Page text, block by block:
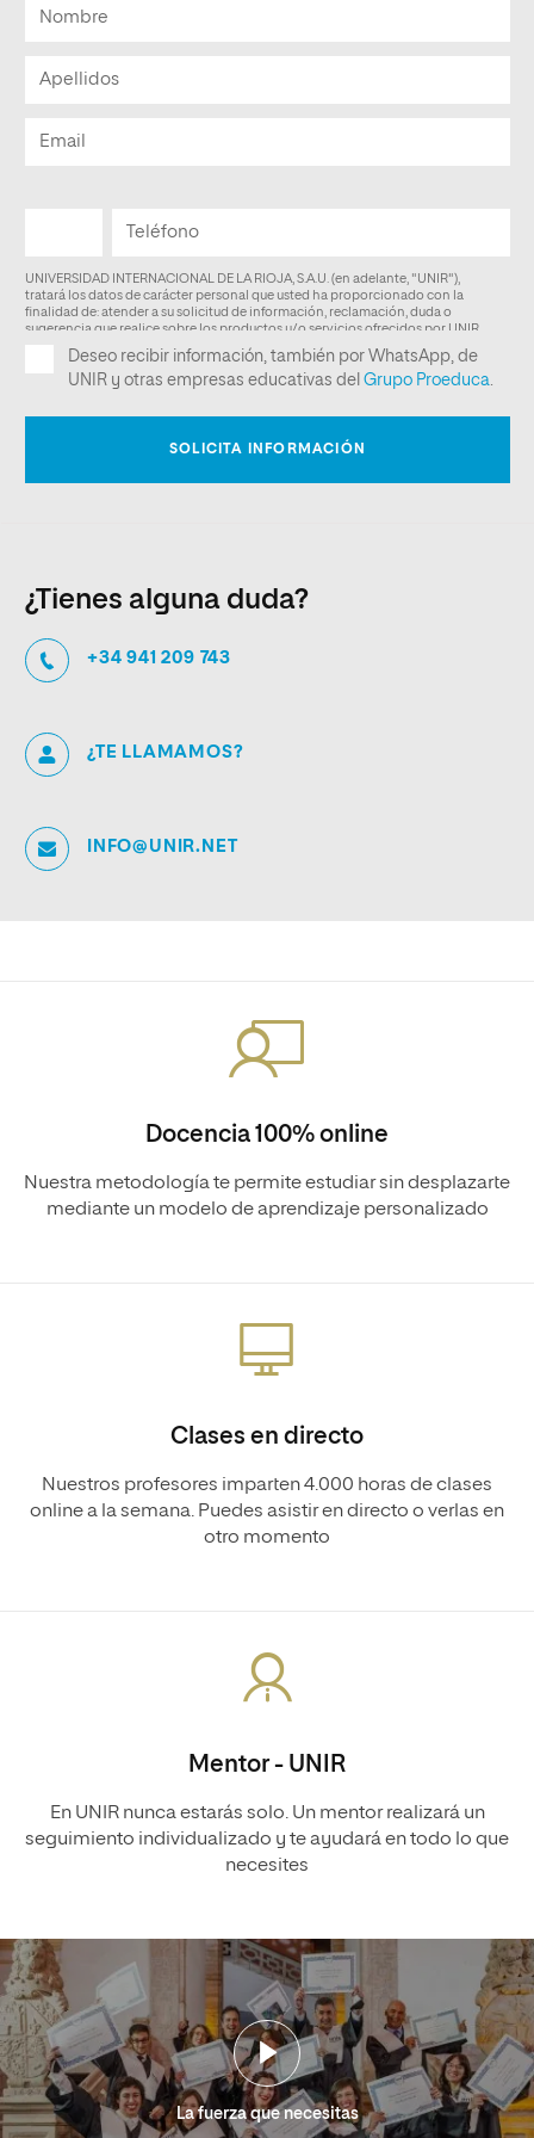
¿Tienes alguna duda?
+34 941 209 743
¿TE LLAMAMOS?
INFO@UNIR.NET
Docencia 100% online
Nuestra metodología te permite estudiar sin desplazarte
mediante un modelo de aprendizaje personalizado
Clases en directo
Nuestros profesores imparten 4.000 horas de clases
online a la semana. Puedes asistir en directo o verlas en
otro momento
Mentor - UNIR
En UNIR nunca estarás solo. Un mentor realizará un
seguimiento individualizado y te ayudará en todo lo que
necesites
La fuerza que necesitas